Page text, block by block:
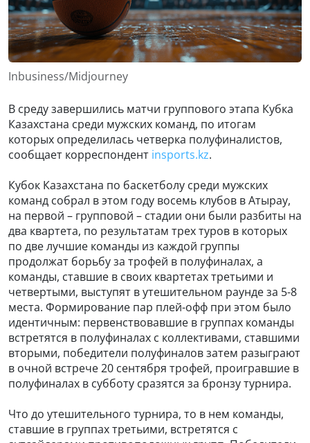
Inbusiness/Midjourney
В среду завершились матчи группового этапа Кубка
Казахстана среди мужских команд, по итогам
которых определилась четверка полуфиналистов,
сообщает корреспондент insports.kz.
Кубок Казахстана по баскетболу среди мужских
команд собрал в этом году восемь клубов в Атырау,
на первой – групповой – стадии они были разбиты на
два квартета, по результатам трех туров в которых
по две лучшие команды из каждой группы
продолжат борьбу за трофей в полуфиналах, а
команды, ставшие в своих квартетах третьими и
четвертыми, выступят в утешительном раунде за 5-8
места. Формирование пар плей-офф при этом было
идентичным: первенствовавшие в группах команды
встретятся в полуфиналах с коллективами, ставшими
вторыми, победители полуфиналов затем разыграют
в очной встрече 20 сентября трофей, проигравшие в
полуфиналах в субботу сразятся за бронзу турнира.
Что до утешительного турнира, то в нем команды,
ставшие в группах третьими, встретятся с